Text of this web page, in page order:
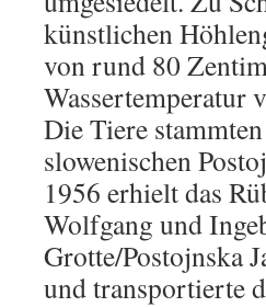
künstlichen
von rund 80
Wassertemperatur
Die Tiere
slowenischen
1956 erhielt das
Wolfgang und
Grotte/Postojnska
und transportierte